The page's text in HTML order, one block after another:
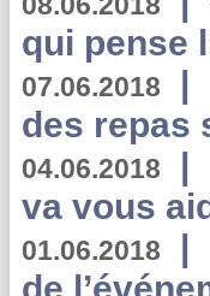
qui pense
07.06.2018 |
des repas
04.06.2018 |
va vous
01.06.2018 |